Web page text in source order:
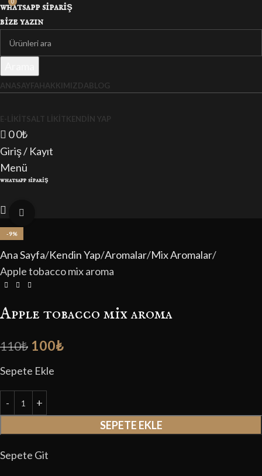
whatsapp sipariş
bize yazın
ANASAYFAHAKKIMIZDABLOG
E-LIKITSALT LIKITKENDIN YAP
00₺
Giriş / Kayıt
Menü
whatsapp sipariş
0
0₺
-9%
Ana Sayfa Kendin Yap Aromalar Mix Aromalar
Apple tobacco mix aroma
Apple tobacco mix aroma
110₺ 100₺
Sepete Ekle
SEPETE EKLE
Sepete Git